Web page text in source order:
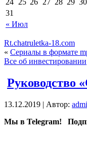
« Июл
31
Rt.chatruletka-18.com
« Сериалы в формате
Все об инвестировании
Руководство
13.12.2019 | Автор:
Мы в Telegram!